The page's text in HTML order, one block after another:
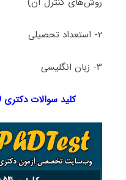
۲- استعداد تحصیلی
۳- زبان انگلیسی
کلید سوالات دکتری 99 مدیریت و کنترل بیابان